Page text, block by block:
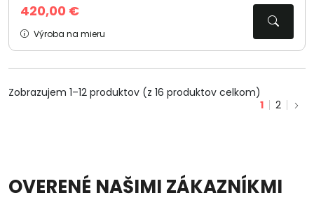
420,00 €
Výroba na mieru
Zobrazujem 1–12 produktov (z 16 produktov celkom)
1
2
OVERENÉ NAŠIMI ZÁKAZNÍKMI